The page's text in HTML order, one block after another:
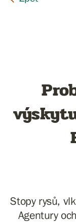
Stopy rysů,
Agentury